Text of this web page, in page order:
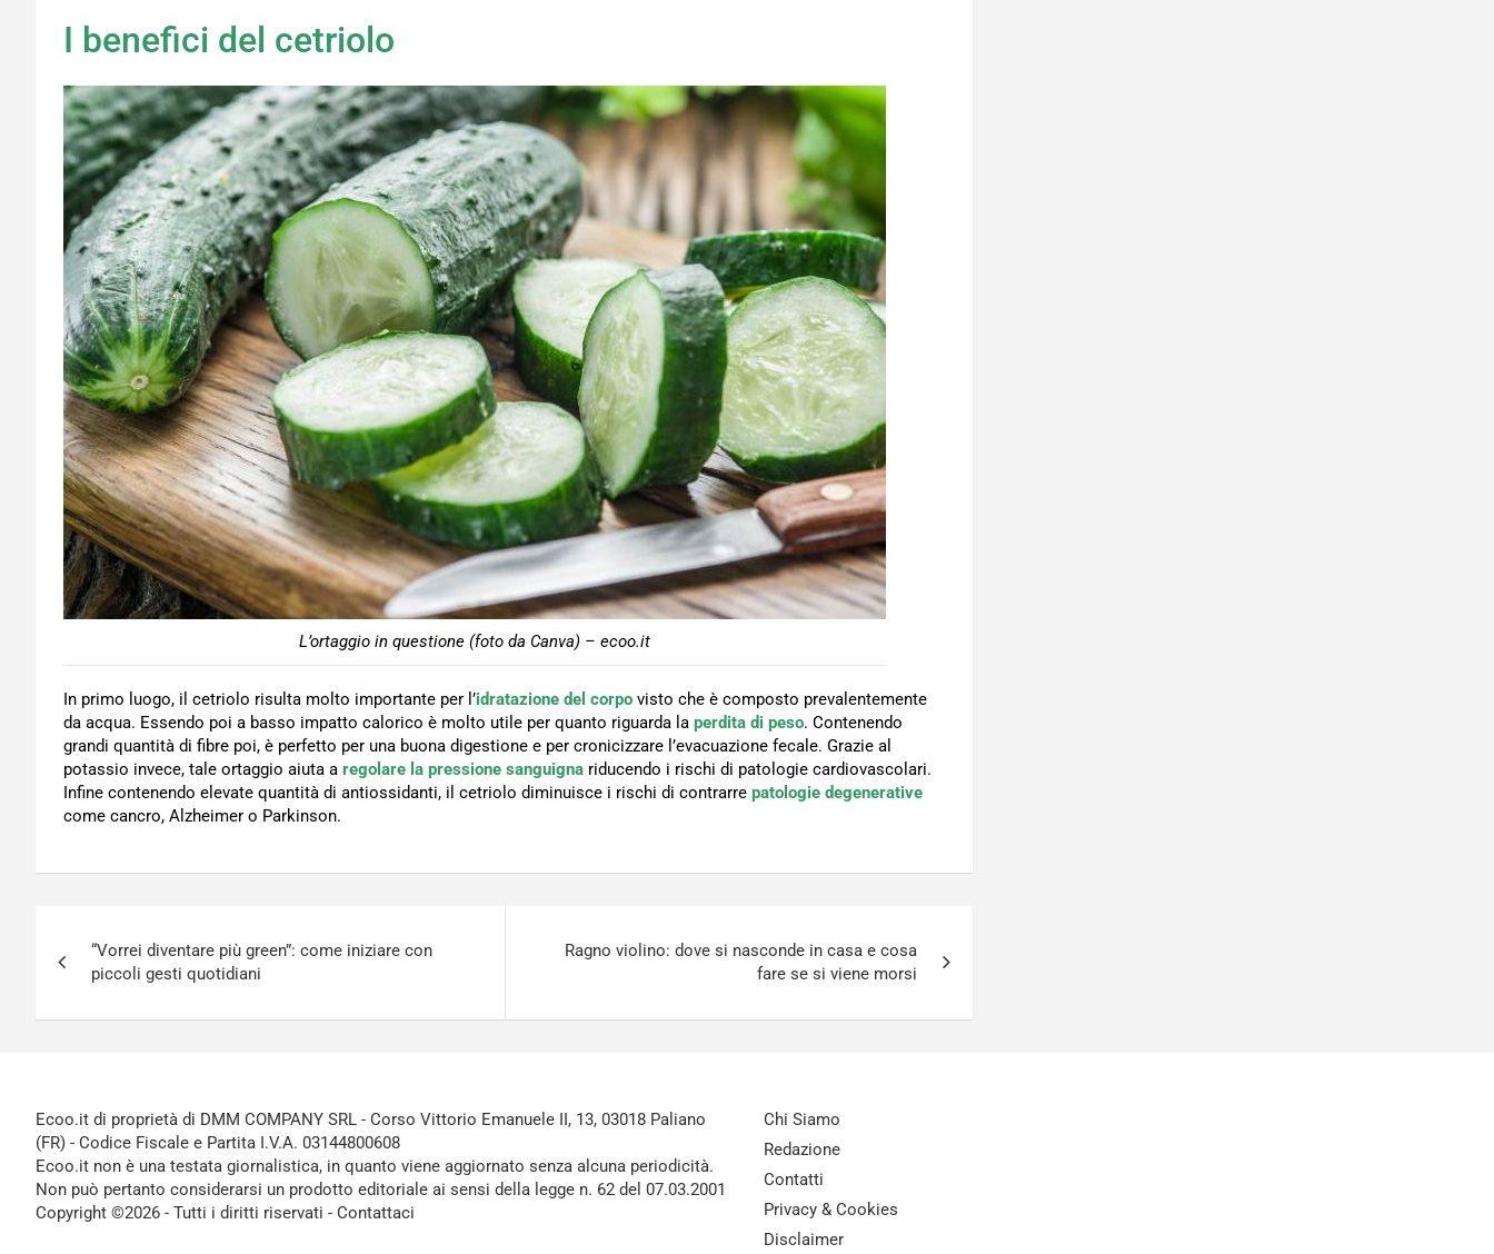
I benefici del cetriolo
L’ortaggio in questione (foto da Canva) – ecoo.it
In primo luogo, il cetriolo risulta molto importante per l’idratazione del corpo visto che è composto prevalentemente
da acqua. Essendo poi a basso impatto calorico è molto utile per quanto riguarda la perdita di peso. Contenendo
grandi quantità di fibre poi, è perfetto per una buona digestione e per cronicizzare l’evacuazione fecale. Grazie al
potassio invece, tale ortaggio aiuta a regolare la pressione sanguigna riducendo i rischi di patologie cardiovascolari.
Infine contenendo elevate quantità di antiossidanti, il cetriolo diminuisce i rischi di contrarre patologie degenerative
come cancro, Alzheimer o Parkinson.
articoli
“Vorrei diventare più green”: come iniziare con
piccoli gesti quotidiani
Ragno violino: dove si nasconde in casa e cosa
fare se si viene morsi
Ecoo.it di proprietà di DMM COMPANY SRL - Corso Vittorio Emanuele II, 13, 03018 Paliano
(FR) - Codice Fiscale e Partita I.V.A. 03144800608
Ecoo.it non è una testata giornalistica, in quanto viene aggiornato senza alcuna periodicità.
Non può pertanto considerarsi un prodotto editoriale ai sensi della legge n. 62 del 07.03.2001
Copyright ©2026 - Tutti i diritti riservati - Contattaci
Chi Siamo
Redazione
Contatti
Privacy & Cookies
Disclaimer